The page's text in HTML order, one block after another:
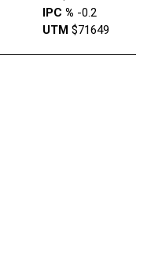
IPC % -0.2
UTM$71649